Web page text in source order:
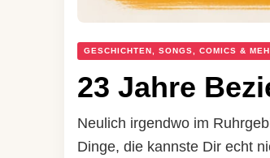
GESCHICHTEN, SONGS, COMICS &
23 Jahre
Neulich irgendwo im
Dinge, die kannste Dir echt